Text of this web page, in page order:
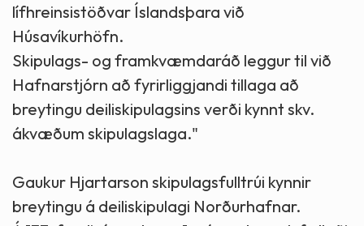
lífhreinsistöðvar Íslandsþara við
Húsavíkurhöfn.
Skipulags- og framkvæmdaráð leggur til við
Hafnarstjórn að fyrirliggjandi tillaga að
breytingu deiliskipulagsins verði kynnt skv.
ákvæðum skipulagslaga."
Gaukur Hjartarson skipulagsfulltrúi kynnir
breytingu á deiliskipulagi Norðurhafnar.